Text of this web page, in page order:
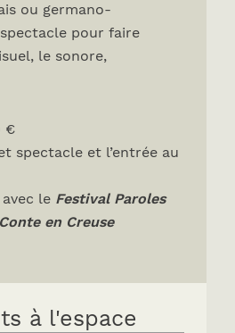
ou germano-
pour faire
le sonore,
€
spectacle et l’entrée au
le Festival Paroles
en Creuse
à l'espace